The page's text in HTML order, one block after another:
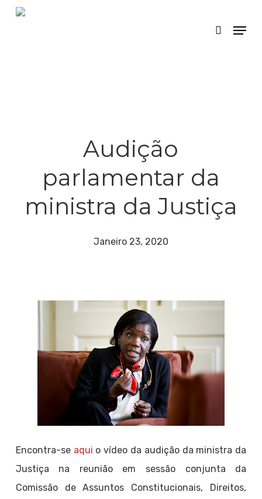
Skip
search
Menu
Audição
parlamentar da
ministra da Justiça
Janeiro 23, 2020
Encontra-se aqui o vídeo da audição da ministra da
Justiça na reunião em sessão conjunta da
Comissão de Assuntos Constitucionais, Direitos,